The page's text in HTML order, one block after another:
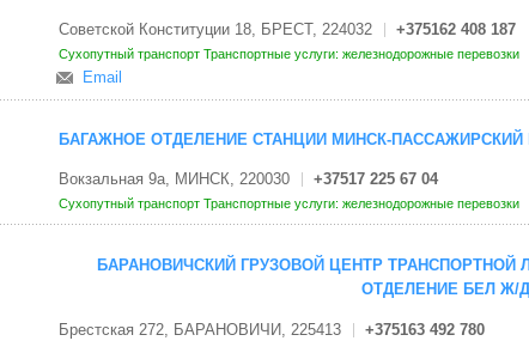
Советской Конституции 18, БРЕСТ, 224032 +375162 408 187
Сухопутный транспорт Транспортные услуги: железнодорожные перевозки
Email
БАГАЖНОЕ ОТДЕЛЕНИЕ СТАНЦИИ МИНСК-
Вокзальная 9а, МИНСК, 220030 +37517 225 67 04
Сухопутный транспорт Транспортные услуги: железнодорожные перевозки
БАРАНОВИЧСКИЙ ГРУЗОВОЙ ЦЕНТР ТРАНСПОРТНОЙ
ОТДЕЛЕНИЕ БЕЛ Ж/Д
Брестская 272, БАРАНОВИЧИ, 225413 +375163 492 780